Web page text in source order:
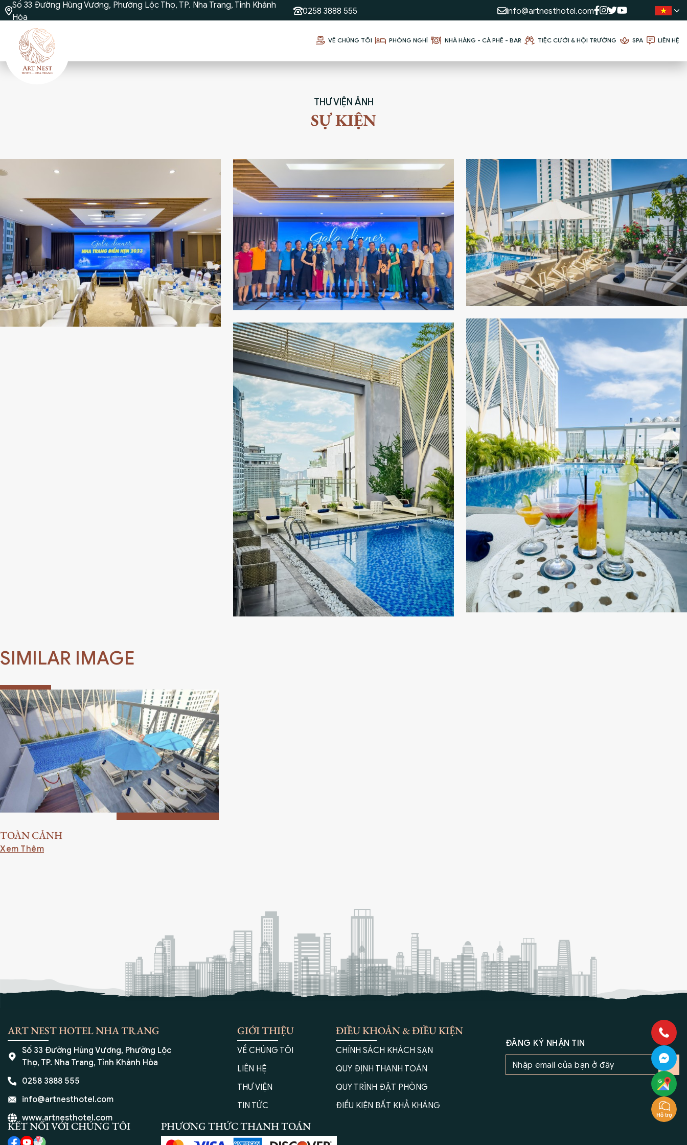
Số 33 Đường Hùng Vương, Phường Lộc Thọ, TP. Nha Trang, Tỉnh Khánh
Hòa
0258 3888 555 info@artnesthotel.com
VỀ CHÚNG TÔI PHÒNG NGHỈ NHÀ HÀNG - CÀ PHÊ - BAR TIỆC CƯỚI & HỘI TRƯỜNG SPA LIÊN HỆ
THƯ VIỆN ẢNH
SỰ KIỆN
SIMILAR IMAGE
TOÀN CẢNH
Xem Thêm
ART NEST HOTEL NHA TRANG
Số 33 Đường Hùng Vương, Phường Lộc
Thọ, TP. Nha Trang, Tỉnh Khánh Hòa
0258 3888 555
info@artnesthotel.com
www.artnesthotel.com
GIỚI THIỆU
VỀ CHÚNG TÔI
LIÊN HỆ
THƯ VIỆN
TIN TỨC
ĐIỀU KHOẢN & ĐIỀU KIỆN
CHÍNH SÁCH KHÁCH SẠN
QUY ĐỊNH THANH TOÁN
QUY TRÌNH ĐẶT PHÒNG
ĐIỀU KIỆN BẤT KHẢ KHÁNG
ĐĂNG KÝ NHẬN TIN
KẾT NỐI VỚI CHÚNG TÔI PHƯƠNG THỨC THANH TOÁN